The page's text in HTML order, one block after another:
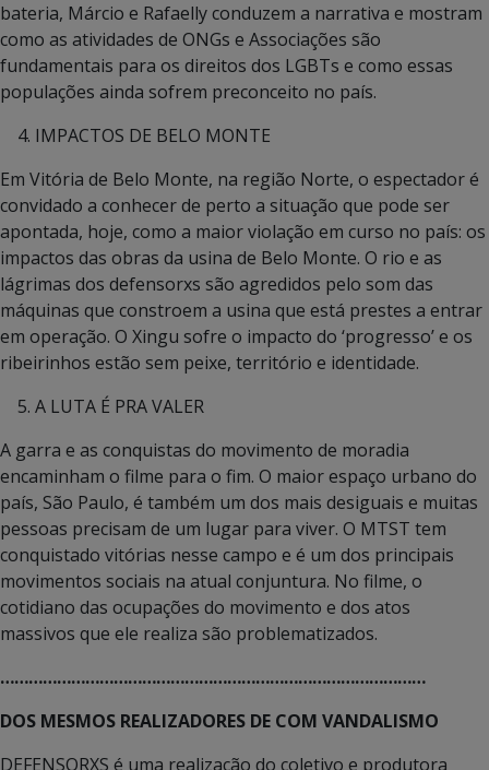
bateria, Márcio e Rafaelly conduzem a narrativa e mostram
como as atividades de ONGs e Associações são
fundamentais para os direitos dos LGBTs e como essas
populações ainda sofrem preconceito no país.
IMPACTOS DE BELO MONTE
Em Vitória de Belo Monte, na região Norte, o espectador é
convidado a conhecer de perto a situação que pode ser
apontada, hoje, como a maior violação em curso no país: os
impactos das obras da usina de Belo Monte. O rio e as
lágrimas dos defensorxs são agredidos pelo som das
máquinas que constroem a usina que está prestes a entrar
em operação. O Xingu sofre o impacto do ‘progresso’ e os
ribeirinhos estão sem peixe, território e identidade.
A LUTA É PRA VALER
A garra e as conquistas do movimento de moradia
encaminham o filme para o fim. O maior espaço urbano do
país, São Paulo, é também um dos mais desiguais e muitas
pessoas precisam de um lugar para viver. O MTST tem
conquistado vitórias nesse campo e é um dos principais
movimentos sociais na atual conjuntura. No filme, o
cotidiano das ocupações do movimento e dos atos
massivos que ele realiza são problematizados.
………………………………………………………………………………
DOS MESMOS REALIZADORES DE COM VANDALISMO
DEFENSORXS é uma realização do coletivo e produtora